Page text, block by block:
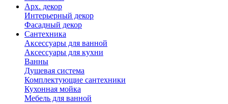
Арх. декор
Интерьерный декор
Фасадный декор
Сантехника
Аксессуары для ванной
Аксессуары для кухни
Ванны
Душевая система
Комплектующие сантехники
Кухонная мойка
Мебель для ванной